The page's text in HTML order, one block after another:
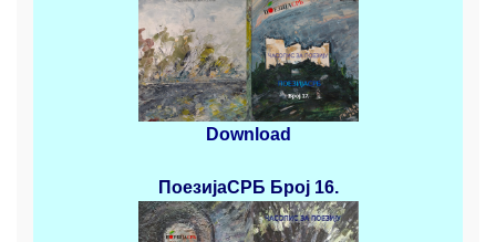
Download
ПоезијаСРБ Број 16.